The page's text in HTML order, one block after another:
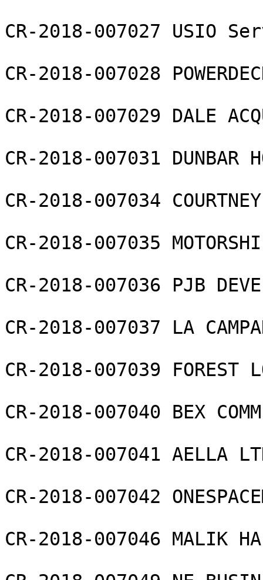
CR-2018-007027 USIO
CR-2018-007028
CR-2018-007029 DALE
CR-2018-007031 DUNBAR
CR-2018-007034
CR-2018-007035
CR-2018-007036 PJB
CR-2018-007037 LA
CR-2018-007039 FOREST
CR-2018-007040 BEX
CR-2018-007041 AELLA
CR-2018-007042
CR-2018-007046 MALIK